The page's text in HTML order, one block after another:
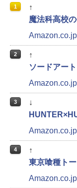
1
↑
魔法科高校
2
↑
ソードアー
3
↓
4
↑
東京喰種ト